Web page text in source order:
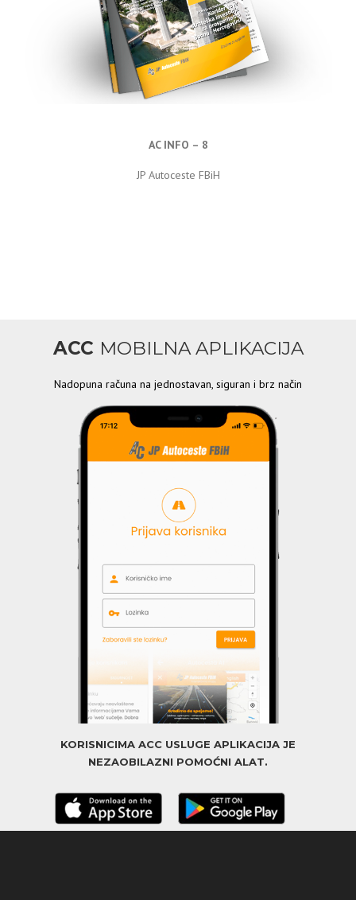
AC INFO – 8
JP Autoceste FBiH
ACC MOBILNA APLIKACIJA
Nadopuna računa na jednostavan, siguran i brz način
KORISNICIMA ACC USLUGE APLIKACIJA JE
NEZAOBILAZNI POMOĆNI ALAT.